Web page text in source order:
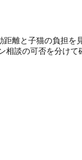
距離と子猫の負担を
相談の可否を分けて